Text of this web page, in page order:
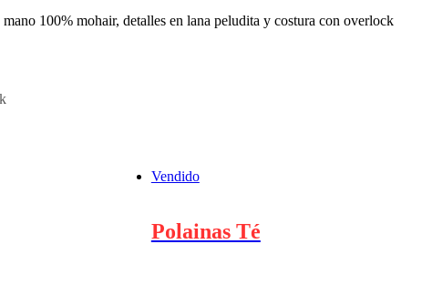
100% mohair, detalles en lana peludita y costura con overlock
Vendido
Polainas Té